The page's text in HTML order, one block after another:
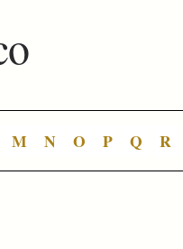
M N O P Q R